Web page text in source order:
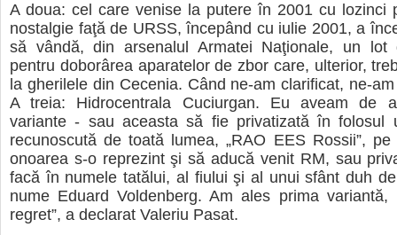
A doua: cel care venise la putere în 2001 cu lozinci
nostalgie faţă de URSS, începând cu iulie 2001, a
să vândă, din arsenalul Armatei Naţionale, un lot
pentru doborârea aparatelor de zbor care, ulterior,
la gherilele din Cecenia. Când ne-am clarificat, ne-
A treia: Hidrocentrala Cuciurgan. Eu aveam de
variante - sau aceasta să fie privatizată în folosul
recunoscută de toată lumea, „RAO EES Rossii”,
onoarea s-o reprezint şi să aducă venit RM, sau
facă în numele tatălui, al fiului şi al unui sfânt duh
nume Eduard Voldenberg. Am ales prima
regret”, a declarat Valeriu Pasat.